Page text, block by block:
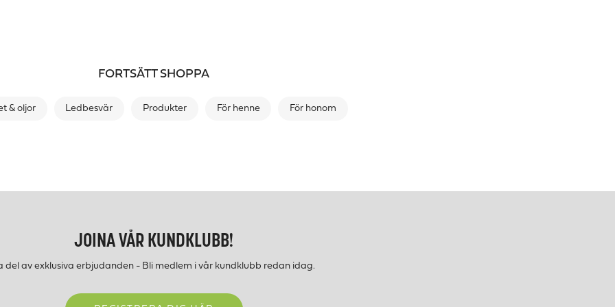
FORTSÄTT SHOPPA
& oljor Ledbesvär Produkter För henne För honom
JOINA VÅR KUNDKLUBB!
del av exklusiva erbjudanden - Bli medlem i vår kundklubb redan idag.